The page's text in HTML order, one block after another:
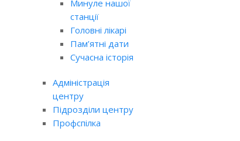
Минуле нашої
станції
Головні лікарі
Пам’ятні дати
Сучасна історія
Адміністрація
центру
Підрозділи центру
Профспілка